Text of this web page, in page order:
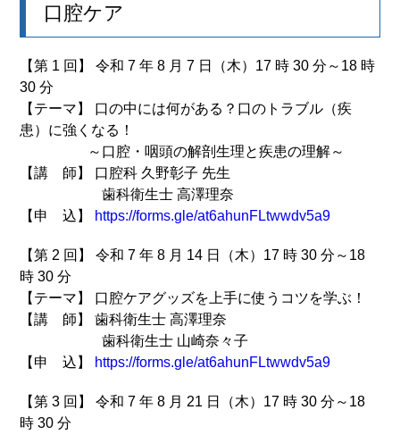
口腔ケア
【第 1 回】 令和 7 年 8 月 7 日（木）17 時 30 分～18 時
30 分
【テーマ】 口の中には何がある？口のトラブル（疾
患）に強くなる！
～口腔・咽頭の解剖生理と疾患の理解～
【講 師】 口腔科 久野彰子 先生
歯科衛生士 高澤理奈
【申 込】 https://forms.gle/at6ahunFLtwwdv5a9
【第 2 回】 令和 7 年 8 月 14 日（木）17 時 30 分～18
時 30 分
【テーマ】 口腔ケアグッズを上手に使うコツを学ぶ！
【講 師】 歯科衛生士 高澤理奈
歯科衛生士 山崎奈々子
【申 込】 https://forms.gle/at6ahunFLtwwdv5a9
【第 3 回】 令和 7 年 8 月 21 日（木）17 時 30 分～18
時 30 分